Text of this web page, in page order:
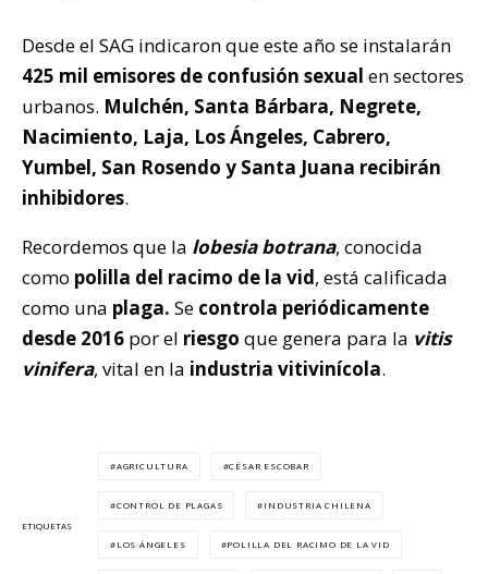
Desde el SAG indicaron que esteaño se instalarán
425 mil emisores de confusión sexual en sectores
urbanos. Mulchén, Santa Bárbara, Negrete,
Nacimiento, Laja, Los Ángeles, Cabrero,
Yumbel, San Rosendo y Santa Juana recibirán
inhibidores.
Recordemos que la lobesia botrana, conocida
como polilla del racimo de la vid, está calificada
como una plaga. Se controla periódicamente
desde 2016 por el riesgo que genera para la vitis
vinifera, vital en la industria vitivinícola.
ETIQUETAS
AGRICULTURA CÉSAR ESCOBAR
CONTROL DE PLAGAS INDUSTRIA CHILENA
LOS ÁNGELES POLILLA DEL RACIMO DE LA VID